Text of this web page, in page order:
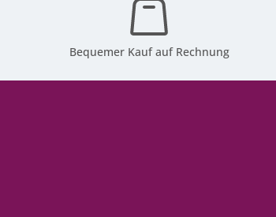
Bequemer Kauf auf Rechnung